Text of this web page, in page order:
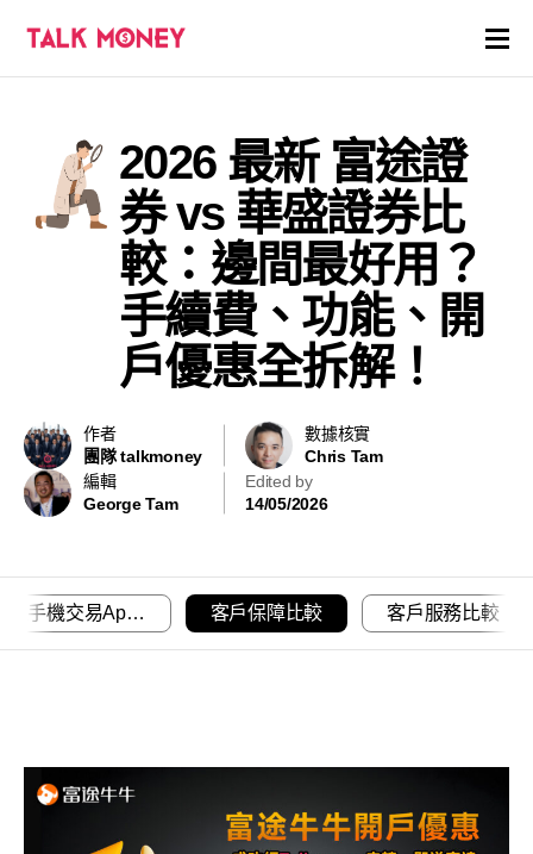
證券商評價
各種投資產品戶口
虛擬貨幣
關於
2026 最新 富途證
券 vs 華盛證券比
較：邊間最好用？
手續費、功能、開
戶優惠全拆解！
作者
團隊 talkmoney
數據核實
Chris Tam
編輯
George Tam
Edited by
14/05/2026
交易平台及手機交易app比較 客戶保障比較 客戶服務比較